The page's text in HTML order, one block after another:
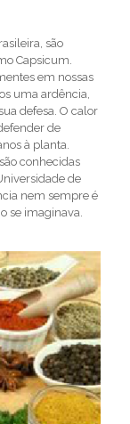
são
Capsicum.
em nossas
uma ardência,
defesa. O calor
de
à planta.
conhecidas
de
nem sempre é
se imaginava.